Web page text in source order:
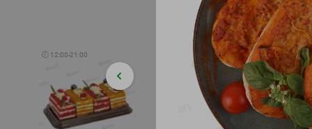
🕘 12:00-21:00